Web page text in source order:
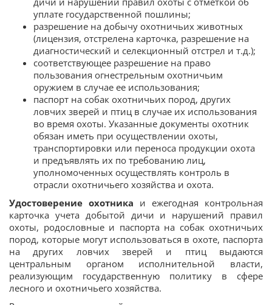
уплате государственной пошлины;
разрешение на добычу охотничьих животных
(лицензия, отстрелена карточка, разрешение на
диагностический и селекционный отстрел и т.д.);
соответствующее разрешение на право
пользования огнестрельным охотничьим
оружием в случае ее использования;
паспорт на собак охотничьих пород, других
ловчих зверей и птиц в случае их использования
во время охоты. Указанные документы охотник
обязан иметь при осуществлении охоты,
транспортировки или переноса продукции охота
и предъявлять их по требованию лиц,
уполномоченных осуществлять контроль в
отрасли охотничьего хозяйства и охота.
Удостоверение охотника и ежегодная контрольная
карточка учета добытой дичи и нарушений правил
охоты, родословные и паспорта на собак охотничьих
пород, которые могут использоваться в охоте, паспорта
на других ловчих зверей и птиц выдаются
центральным органом исполнительной власти,
реализующим государственную политику в сфере
лесного и охотничьего хозяйства.